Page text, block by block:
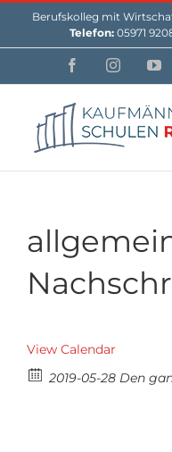
Berufskolleg mit
Telefon:05971
FacebookInstagram
View Calendar
2019-05-28 Den